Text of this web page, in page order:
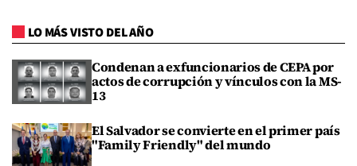
LO MÁS VISTO DEL AÑO
Condenan a exfuncionarios de CEPA por
actos de corrupción y vínculos con la MS-
13
El Salvador se convierte en el primer país
"Family Friendly" del mundo